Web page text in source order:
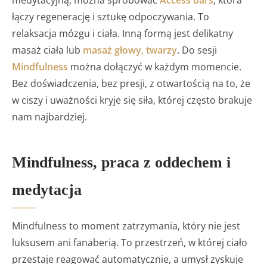
łączy regenerację i sztukę odpoczywania. To
relaksacja mózgu i ciała. Inną formą jest delikatny
masaż ciała lub masaż głowy, twarzy. Do sesji
Mindfulness można dołączyć w każdym momencie.
Bez doświadczenia, bez presji, z otwartością na to, że
w ciszy i uważności kryje się siła, której często brakuje
nam najbardziej.
Mindfulness, praca z oddechem i
medytacja
Mindfulness to moment zatrzymania, który nie jest
luksusem ani fanaberią. To przestrzeń, w której ciało
przestaje reagować automatycznie, a umysł zyskuje